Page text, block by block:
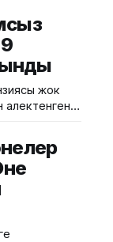
форумга
жана
жок
алектенген 9
облустук
анын